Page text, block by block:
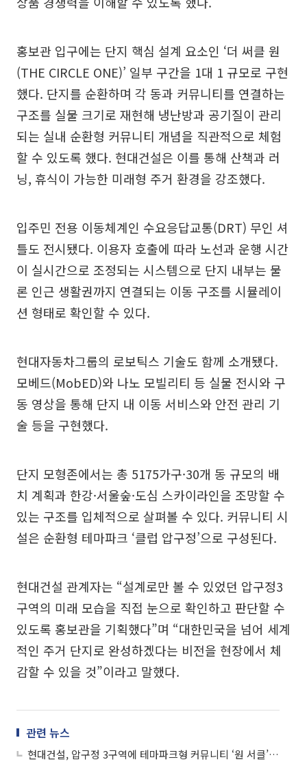
홍보관 입구에는 단지 핵심 설계 요소인 ‘더 써클 원
(THE CIRCLE ONE)’ 일부 구간을 1대 1 규모로 구현
했다. 단지를 순환하며 각 동과 커뮤니티를 연결하는
구조를 실물 크기로 재현해 냉난방과 공기질이 관리
되는 실내 순환형 커뮤니티 개념을 직관적으로 체험
할 수 있도록 했다. 현대건설은 이를 통해 산책과 러
닝, 휴식이 가능한 미래형 주거 환경을 강조했다.
입주민 전용 이동체계인 수요응답교통(DRT) 무인 셔
틀도 전시됐다. 이용자 호출에 따라 노선과 운행 시간
이 실시간으로 조정되는 시스템으로 단지 내부는 물
론 인근 생활권까지 연결되는 이동 구조를 시뮬레이
션 형태로 확인할 수 있다.
현대자동차그룹의 로보틱스 기술도 함께 소개됐다.
모베드(MobED)와 나노 모빌리티 등 실물 전시와 구
동 영상을 통해 단지 내 이동 서비스와 안전 관리 기
술 등을 구현했다.
단지 모형존에서는 총 5175가구·30개 동 규모의 배
치 계획과 한강·서울숲·도심 스카이라인을 조망할 수
있는 구조를 입체적으로 살펴볼 수 있다. 커뮤니티 시
설은 순환형 테마파크 ‘클럽 압구정’으로 구성된다.
현대건설 관계자는 “설계로만 볼 수 있었던 압구정3
구역의 미래 모습을 직접 눈으로 확인하고 판단할 수
있도록 홍보관을 기획했다”며 “대한민국을 넘어 세계
적인 주거 단지로 완성하겠다는 비전을 현장에서 체
감할 수 있을 것”이라고 말했다.
관련 뉴스
현대건설, 압구정 3구역에 테마파크형 커뮤니티 ‘원 서클’ 제안